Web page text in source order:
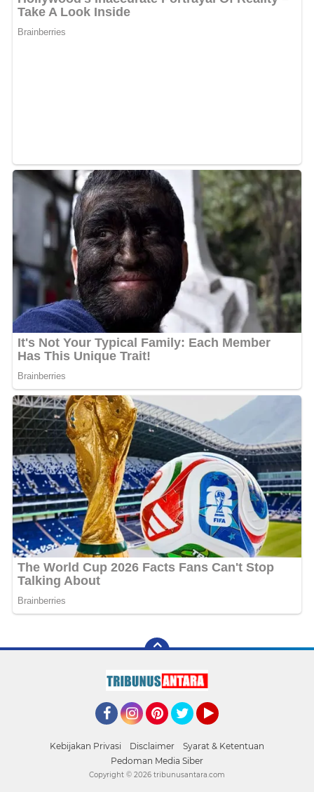
Kebijakan Privasi Disclaimer
Syarat & Ketentuan
Pedoman Media Siber
Copyright © 2026 tribunusantara.com